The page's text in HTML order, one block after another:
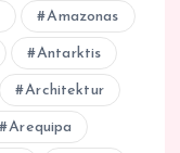
Amazonas
Antarktis
Architektur
Arequipa